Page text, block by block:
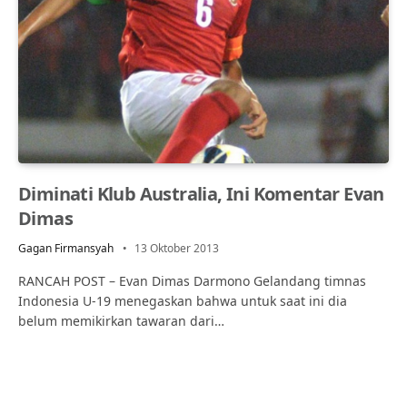
Diminati Klub Australia, Ini Komentar Evan
Dimas
Gagan Firmansyah 13 Oktober 2013
RANCAH POST – Evan Dimas Darmono Gelandang timnas
Indonesia U-19 menegaskan bahwa untuk saat ini dia
belum memikirkan tawaran dari…